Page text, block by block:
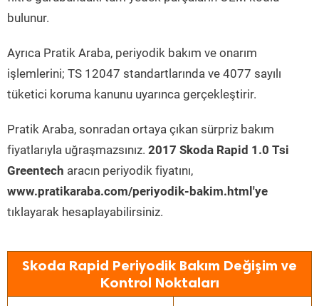
bulunur.
Ayrıca Pratik Araba, periyodik bakım ve onarım
işlemlerini; TS 12047 standartlarında ve 4077 sayılı
tüketici koruma kanunu uyarınca gerçekleştirir.
Pratik Araba, sonradan ortaya çıkan sürpriz bakım
fiyatlarıyla uğraşmazsınız. 2017 Skoda Rapid 1.0 Tsi
Greentech aracın periyodik fiyatını,
www.pratikaraba.com/periyodik-bakim.html'ye
tıklayarak hesaplayabilirsiniz.
Skoda Rapid Periyodik Bakım Değişim ve
Kontrol Noktaları